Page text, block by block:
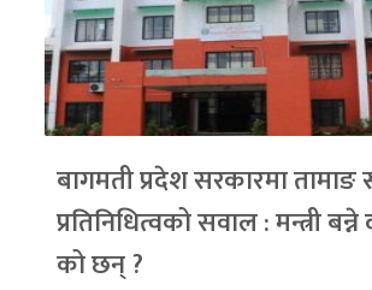
बागमती प्रदेश सरकारमा
प्रतिनिधित्वको सवाल : मन्त्री
को छन् ?